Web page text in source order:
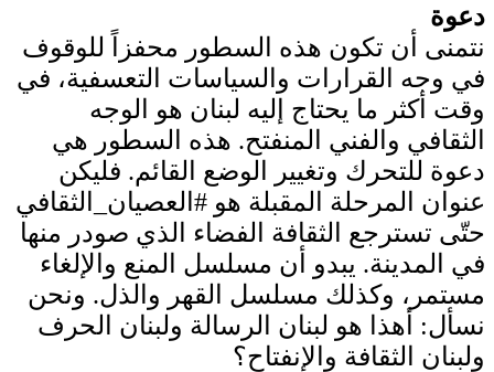
دعوة
نتمنى أن تكون هذه السطور محفزاً للوقوف
في وجه القرارات والسياسات التعسفية، في
وقت أكثر ما يحتاج إليه لبنان هو الوجه
الثقافي والفني المنفتح. هذه السطور هي
دعوة للتحرك وتغيير الوضع القائم. فليكن
عنوان المرحلة المقبلة هو #العصيان_الثقافي
حتّى تسترجع الثقافة الفضاء الذي صودر منها
في المدينة. يبدو أن مسلسل المنع والإلغاء
مستمر، وكذلك مسلسل القهر والذل. ونحن
نسأل: أهذا هو لبنان الرسالة ولبنان الحرف
ولبنان الثقافة والإنفتاح؟